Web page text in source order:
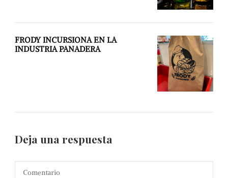
FRODY INCURSIONA EN LA
INDUSTRIA PANADERA
Deja una respuesta